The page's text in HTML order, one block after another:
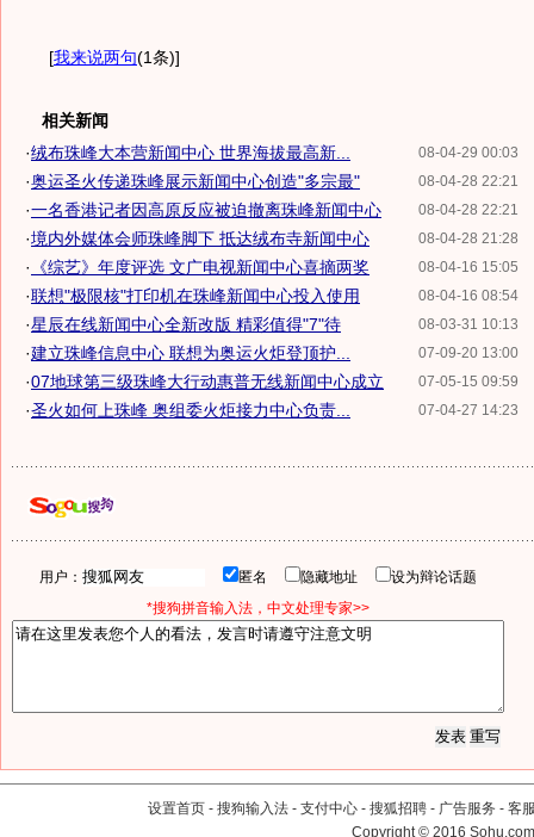
[我来说两句(1条)]
相关新闻
08-04-29 00:03
·绒布珠峰大本营新闻中心 世界海拔最高新...
08-04-28 22:21
·奥运圣火传递珠峰展示新闻中心创造"多宗最"
08-04-28 22:21
·一名香港记者因高原反应被迫撤离珠峰新闻中心
08-04-28 21:28
·境内外媒体会师珠峰脚下 抵达绒布寺新闻中心
08-04-16 15:05
· 《综艺》年度评选 文广电视新闻中心喜摘两奖
08-04-16 08:54
·联想"极限核"打印机在珠峰新闻中心投入使用
08-03-31 10:13
·星辰在线新闻中心全新改版 精彩值得"7"待
07-09-20 13:00
·建立珠峰信息中心 联想为奥运火炬登顶护...
07-05-15 09:59
·07地球第三级珠峰大行动惠普无线新闻中心成立
07-04-27 14:23
·圣火如何上珠峰 奥组委火炬接力中心负责...
用户： 匿名 隐藏地址
设为辩论话题
*搜狗拼音输入法，中文处理专家>>
设置首页 - 搜狗输入法 - 支付中心 - 搜狐招聘 - 广告服务 - 客
Copyright©2016